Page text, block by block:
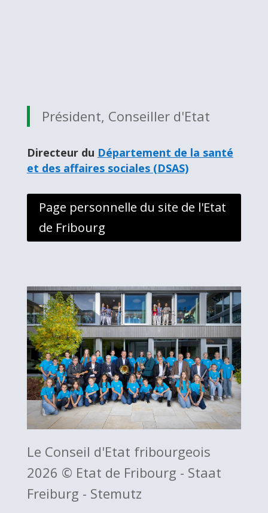
Président, Conseiller d'Etat
Directeur du Département de la santé
et des affaires sociales (DSAS)
Page personnelle du site de l'Etat
de Fribourg
Le Conseil d'Etat fribourgeois
2026 © Etat de Fribourg - Staat
Freiburg - Stemutz